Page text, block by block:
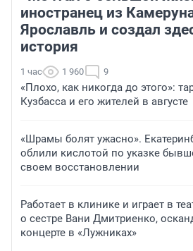
иностранец из
Ярославль и создал
история
1 час 1 960 9
«Плохо, как никогда до этого»:
Кузбасса и его жителей в августе
«Шрамы болят ужасно».
облили кислотой по указке
своем восстановлении
Работает в клинике и играет в
о сестре Вани Дмитриенко,
концерте в «Лужниках»